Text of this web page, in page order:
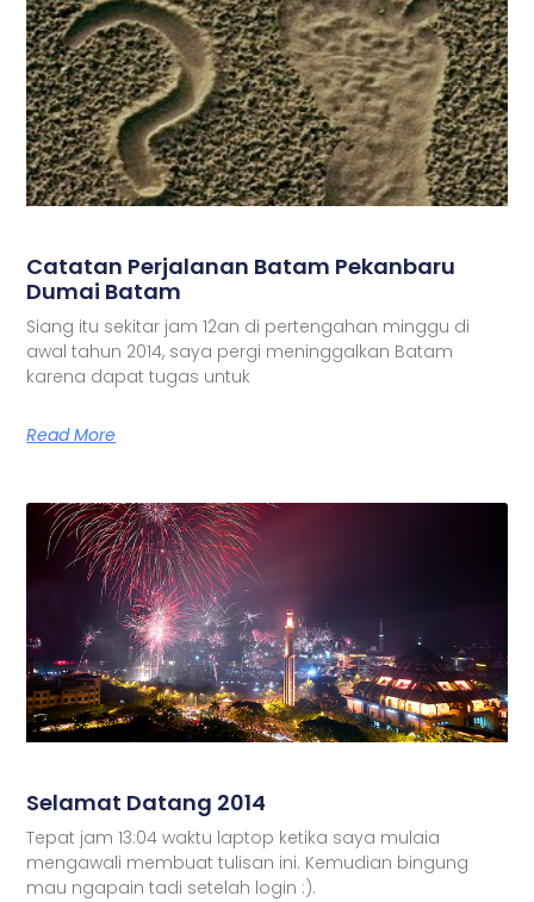
Catatan Perjalanan Batam Pekanbaru
Dumai Batam
Siang itu sekitar jam 12an di pertengahan minggu di
awal tahun 2014, saya pergi meninggalkan Batam
karena dapat tugas untuk
Read More
Selamat Datang 2014
Tepat jam 13:04 waktu laptop ketika saya mulaia
mengawali membuat tulisan ini. Kemudian bingung
mau ngapain tadi setelah login :).